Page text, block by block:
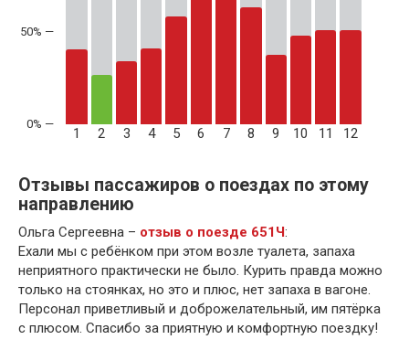
50% —
1 2 3 4 5 6 7 8 9 10 11 12
Отзывы пассажиров о поездах по этому
направлению
Ольга Сергеевна – отзыв о поезде 651Ч:
Ехали мы с ребёнком при этом возле туалета, запаха
неприятного практически не было. Курить правда можно
только на стоянках, но это и плюс, нет запаха в вагоне.
Персонал приветливый и доброжелательный, им пятёрка
с плюсом. Спасибо за приятную и комфортную поездку!